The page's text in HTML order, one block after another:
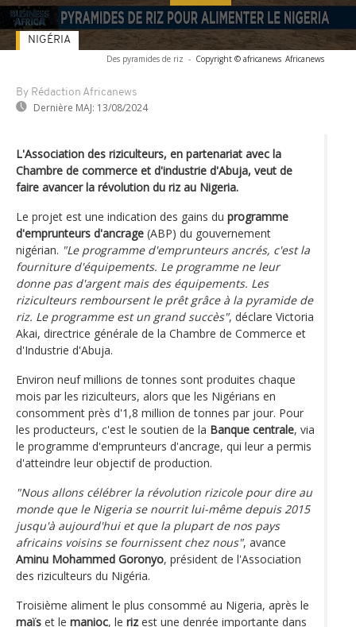
Des pyramides de riz - Copyright © africanews Africanews
By Rédaction Africanews
Dernière MAJ: 13/08/2024
NIGÉRIA
L'Association des riziculteurs, en partenariat avec la
Chambre de commerce et d'industrie d'Abuja, veut de
faire avancer la révolution du riz au Nigeria.
Le projet est une indication des gains du programme
d'emprunteurs d'ancrage (ABP) du gouvernement
nigérian. "Le programme d'emprunteurs ancrés, c'est la
fourniture d'équipements. Le programme ne leur
donne pas d'argent mais des équipements. Les
riziculteurs remboursent le prêt grâce à la pyramide de
riz. Le programme est un grand succès", déclare Victoria
Akai, directrice générale de la Chambre de Commerce et
d'Industrie d'Abuja.
Environ neuf millions de tonnes sont produites chaque
mois par les riziculteurs, alors que les Nigérians en
consomment près d'1,8 million de tonnes par jour. Pour
les producteurs, c'est le soutien de la Banque centrale, via
le programme d'emprunteurs d'ancrage, qui leur a permis
d'atteindre leur objectif de production.
"Nous allons célébrer la révolution rizicole pour dire au
monde que le Nigeria se nourrit lui-même depuis 2015
jusqu'à aujourd'hui et que la plupart de nos pays
africains voisins se fournissent chez nous", avance
Aminu Mohammed Goronyo, président de l'Association
des riziculteurs du Nigéria.
Troisième aliment le plus consommé au Nigeria, après le
maïs et le manioc, le rizest une denrée importante dans